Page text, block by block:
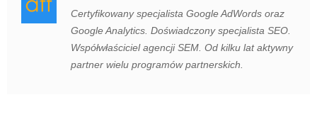
Certyfikowany specjalista Google AdWords oraz
Google Analytics. Doświadczony specjalista SEO.
Współwłaściciel agencji SEM. Od kilku lat aktywny
partner wielu programów partnerskich.